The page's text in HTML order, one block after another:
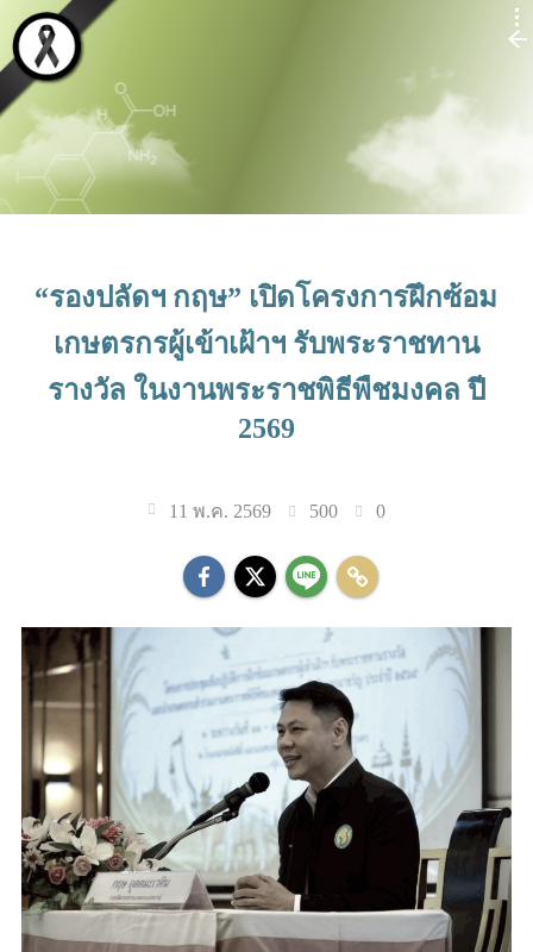
“รองปลัดฯ กฤษ” เปิดโครงการฝึกซ้อม
เกษตรกรผู้เข้าเฝ้าฯ รับพระราชทาน
รางวัล ในงานพระราชพิธีพืชมงคล ปี
2569
11 พ.ค. 2569 500 0